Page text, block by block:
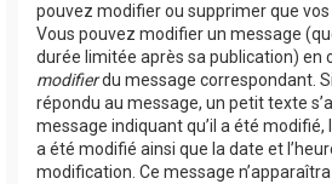
pouvez modifier ou supprimer que
Vous pouvez modifier un message
durée limitée après sa publication) en
modifierdu message correspondant.
répondu au message, un petit texte
message indiquant qu’il a été modifié,
a été modifié ainsi que la date et
modification. Ce message